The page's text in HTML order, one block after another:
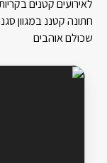
לאירועים קטנים
חתונה קטננ במגוון
שכולם אוהבים